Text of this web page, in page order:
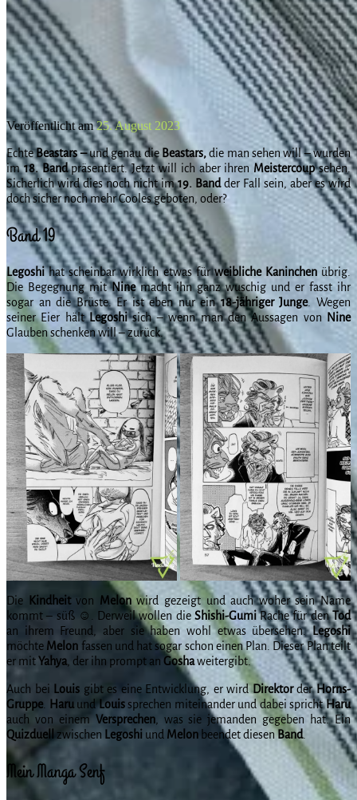
Veröffentlicht am25. August 2023
EchteBeastars –und genau die Beastars,die man sehen will – wurden
im18. Bandpräsentiert. Jetzt will ich aber ihren Meistercoupsehen.
Sicherlich wird dies noch nicht im19. Bandder Fall sein, aber es wird
doch sicher noch mehr Cooles geboten, oder?
Band 19
Legoshihat scheinbar wirklich etwas fürweibliche Kaninchenübrig.
Die Begegnung mitNinemacht ihn ganz wuschig und er fasst ihr
sogar an die Brüste. Er ist eben nur ein18-jähriger Junge. Wegen
seiner Eier hältLegoshisich – wenn man den Aussagen von Nine
Glauben schenken will – zurück.
Die Kindheitvon Melonwird gezeigt und auch woher sein Name
kommt – süß ☺️. Derweil wollen die Shishi-GumiRache für denTod
an ihrem Freund, aber sie haben wohl etwas übersehen.Legoshi
möchte Melon fassen und hat sogar schon einen Plan. Dieser Plan teilt
er mitYahya, der ihn prompt an Goshaweitergibt.
Auch bei Louis gibt es eine Entwicklung, er wird DirektorderHorns-
Gruppe
HaruundLouissprechen miteinander und dabei sprichtHaru
auch von einem Versprechen, was sie jemanden gegeben hat. Ein
Quizduell zwischen Legoshi und Melon beendet diesenBand.
Mein Manga Senf